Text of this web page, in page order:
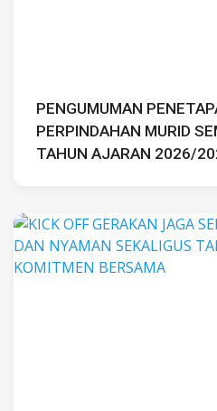
PENGUMUMAN
PERPINDAHAN MURID
TAHUN AJARAN 2026/